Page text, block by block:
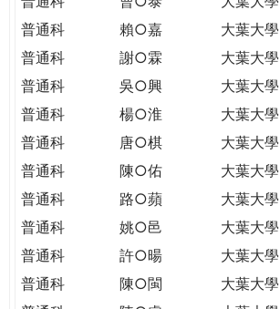
普通科
賴○嘉
大葉大學
普通科
謝○霖
大葉大學
普通科
吳○興
大葉大學
普通科
楊○淮
大葉大學
普通科
唐○棋
大葉大學
普通科
陳○佑
大葉大學
普通科
路○蘋
大葉大學
普通科
姚○邑
大葉大學
普通科
許○暘
大葉大學
普通科
陳○閩
大葉大學